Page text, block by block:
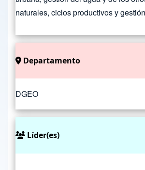
naturales, ciclos productivos y
Departamento
DGEO
Líder(es)